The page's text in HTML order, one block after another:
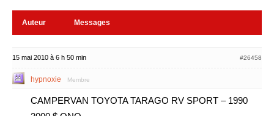
Auteur Messages
15 mai 2010 à 6 h 50 min #26458
hypnoxie Membre
CAMPERVAN TOYOTA TARAGO RV SPORT – 1990